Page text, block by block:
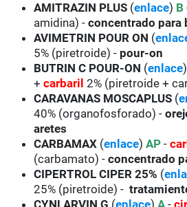
AMITRAZIN PLUS (enlace) B
amidina) -concentrado para
AVIMETRIN POUR ON (
5% (piretroide) - pour-on
BUTRIN C POUR-ON (enlace)
+carbaril 2% (piretroide +
CARAVANAS MOSCAPLUS (
40% (organofosforado) -
aretes
CARBAMAX (enlace)AP-
(carbamato) -concentrado
CIPERTROL CIPER 25% (
25% (piretroide) -